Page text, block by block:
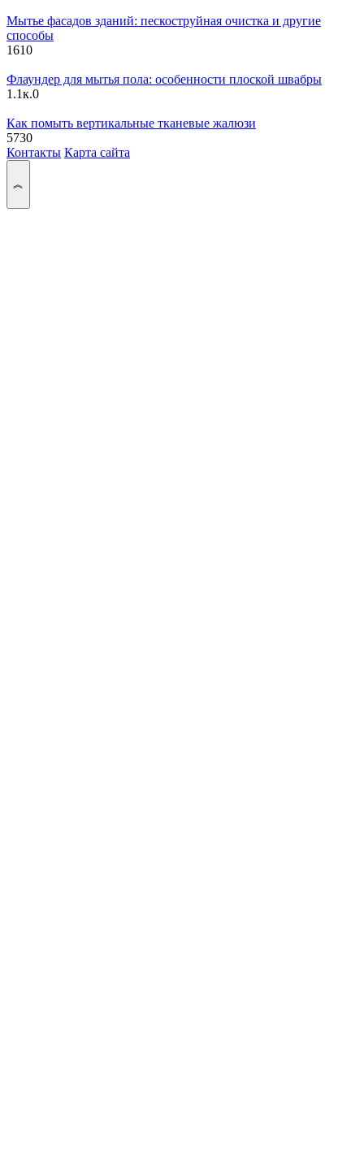
Мытье фасадов зданий: пескоструйная очистка и другие
способы
1610
Флаундер для мытья пола: особенности плоской швабры
1.1к.0
Как помыть вертикальные тканевые жалюзи
5730
Контакты Карта сайта